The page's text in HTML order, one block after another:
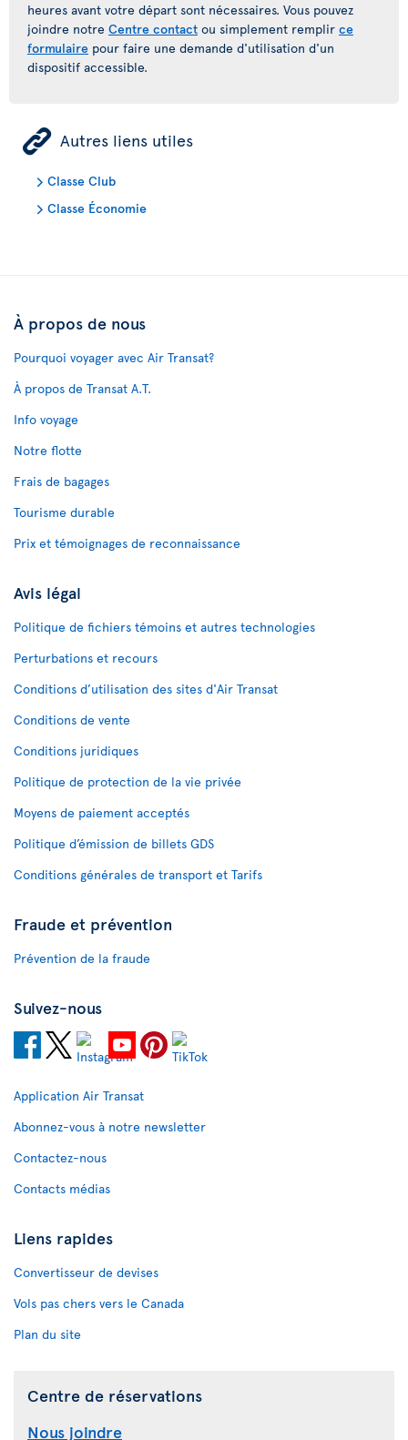
heures avant votre départ sont nécessaires. Vous pouvez
joindre notre Centre contact ou simplement remplir ce
formulaire pour faire une demande d'utilisation d'un
dispositif accessible.
ÿ Autres liens utiles
Classe Club
Classe Économie
À propos de nous
Pourquoi voyager avec Air Transat?
À propos de Transat A.T.
Info voyage
Notre flotte
Frais de bagages
Tourisme durable
Prix et témoignages de reconnaissance
Avis légal
Politique de fichiers témoins et autres technologies
Perturbations et recours
Conditions d’utilisation des sites d'Air Transat
Conditions de vente
Conditions juridiques
Politique de protection de la vie privée
Moyens de paiement acceptés
Politique d’émission de billets GDS
Conditions générales de transport et Tarifs
Fraude et prévention
Prévention de la fraude
Suivez-nous
Application Air Transat
Abonnez-vous à notre newsletter
Contactez-nous
Contacts médias
Liens rapides
Convertisseur de devises
Vols pas chers vers le Canada
Plan du site
Centre de réservations
Nous joindre